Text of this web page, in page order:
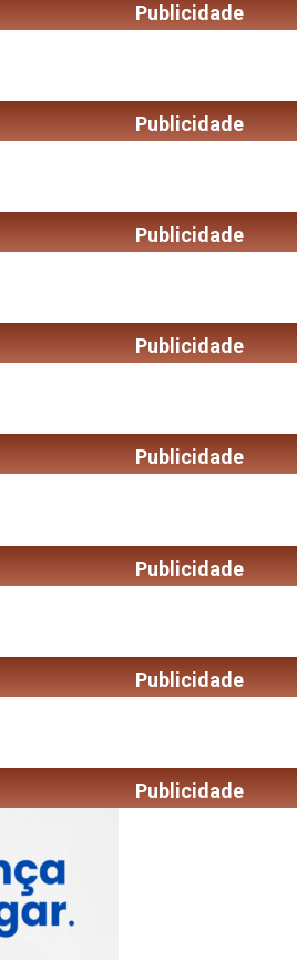
Publicidade
Publicidade
Publicidade
Publicidade
Publicidade
Publicidade
Publicidade
Publicidade